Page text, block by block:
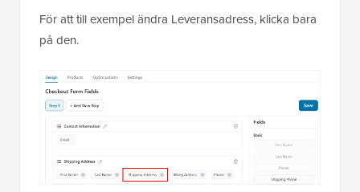
För att till exempel ändra Leveransadress, klicka bara
på den.